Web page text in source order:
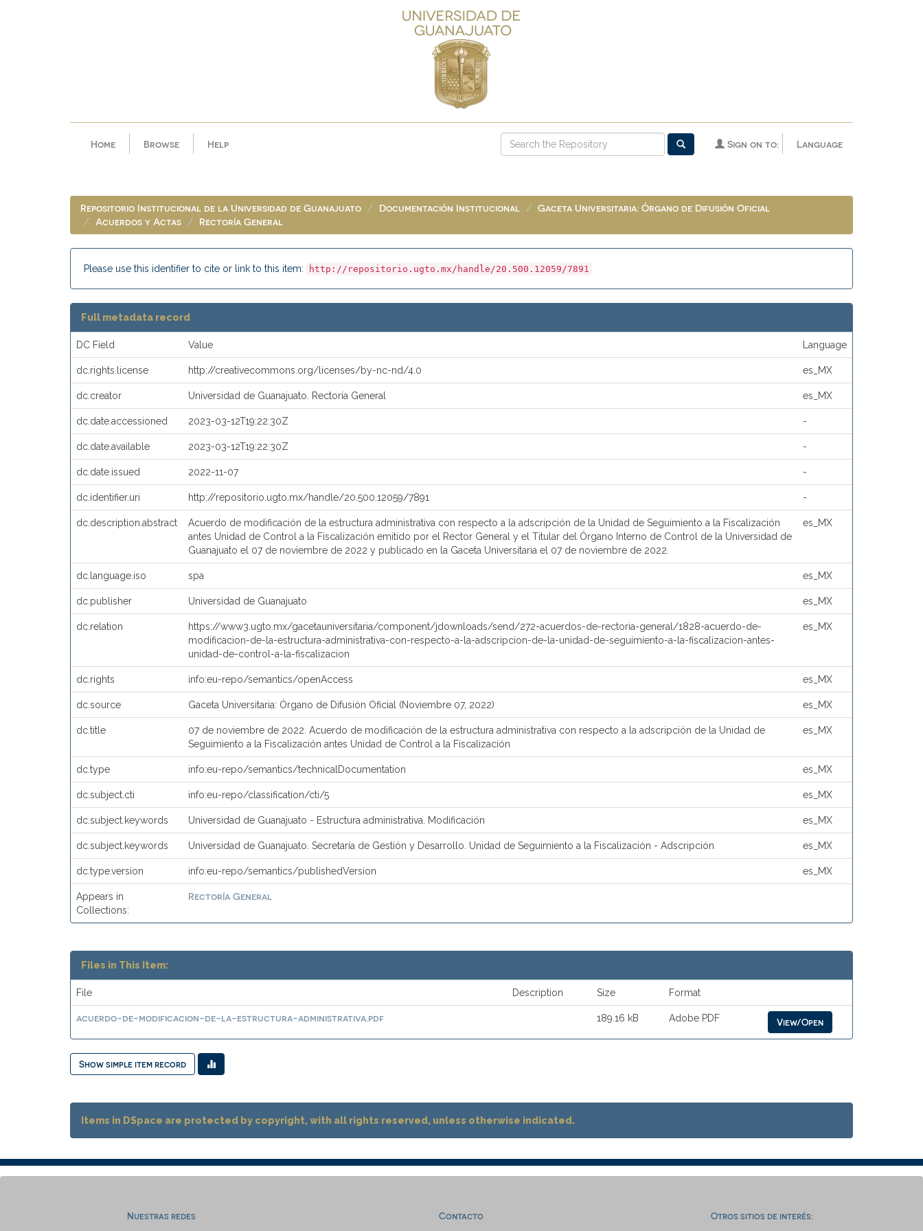
Home Browse Help Language
Sign on to:
Repositorio Institucional de la Universidad de Guanajuato Documentación Institucional
Gaceta Universitaria: Órgano de Difusión Oficial
Acuerdos y Actas
Rectoría General
Please use this identifier to cite or link to this item: http://repositorio.ugto.mx/handle/20.500.12059/7891
Full metadata record
DC Field Value Language
dc.rights.license http://creativecommons.org/licenses/by-nc-nd/4.0 es_MX
dc.creator Universidad de Guanajuato. Rectoría General es_MX
dc.date.accessioned 2023-03-12T19:22:30Z -
dc.date.available 2023-03-12T19:22:30Z -
dc.date.issued 2022-11-07 -
dc.identifier.uri http://repositorio.ugto.mx/handle/20.500.12059/7891 -
dc.description.abstract
Acuerdo de modificación de la estructura administrativa con respecto a la adscripción de la Unidad de Seguimiento a la Fiscalización
antes Unidad de Control a la Fiscalización emitido por el Rector General y el Titular del Órgano Interno de Control de la Universidad de
Guanajuato el 07 de noviembre de 2022 y publicado en la Gaceta Universitaria el 07 de noviembre de 2022.
es_MX
dc.language.iso spa es_MX
dc.publisher Universidad de Guanajuato es_MX
dc.relation
https://www3.ugto.mx/gacetauniversitaria/component/jdownloads/send/272-acuerdos-de-rectoria-general/1828-acuerdo-de-
modificacion-de-la-estructura-administrativa-con-respecto-a-la-adscripcion-de-la-unidad-de-seguimiento-a-la-fiscalizacion-antes-
unidad-de-control-a-la-fiscalizacion
es_MX
dc.rights info:eu-repo/semantics/openAccess es_MX
dc.source Gaceta Universitaria: Órgano de Difusión Oficial (Noviembre 07, 2022) es_MX
dc.title
07 de noviembre de 2022. Acuerdo de modificación de la estructura administrativa con respecto a la adscripción de la Unidad de
Seguimiento a la Fiscalización antes Unidad de Control a la Fiscalización
es_MX
dc.type info:eu-repo/semantics/technicalDocumentation es_MX
dc.subject.cti info:eu-repo/classification/cti/5 es_MX
dc.subject.keywords Universidad de Guanajuato - Estructura administrativa. Modificación es_MX
dc.subject.keywords Universidad de Guanajuato. Secretaría de Gestión y Desarrollo. Unidad de Seguimiento a la Fiscalización - Adscripción es_MX
dc.type.version info:eu-repo/semantics/publishedVersion es_MX
Appears in
Collections:
Rectoría General
Files in This Item:
File Description Size Format
acuerdo-de-modificacion-de-la-estructura-administrativa.pdf 189.16 kB Adobe PDF View/Open
Show simple item record
Items in DSpace are protected by copyright, with all rights reserved, unless otherwise indicated.
Nuestras redes Contacto Otros sitios de interés: